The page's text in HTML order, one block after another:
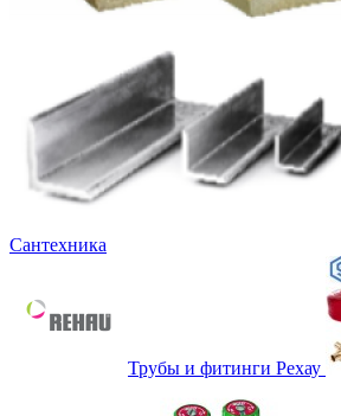
Сантехника
Трубы и фитинги Рехау